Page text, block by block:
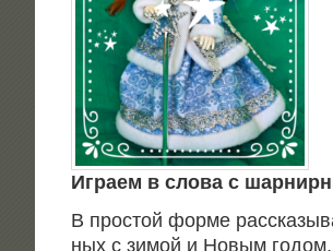
Игра­ем в сло­ва с
В про­стой фор­ме
ных с зимой и Новым